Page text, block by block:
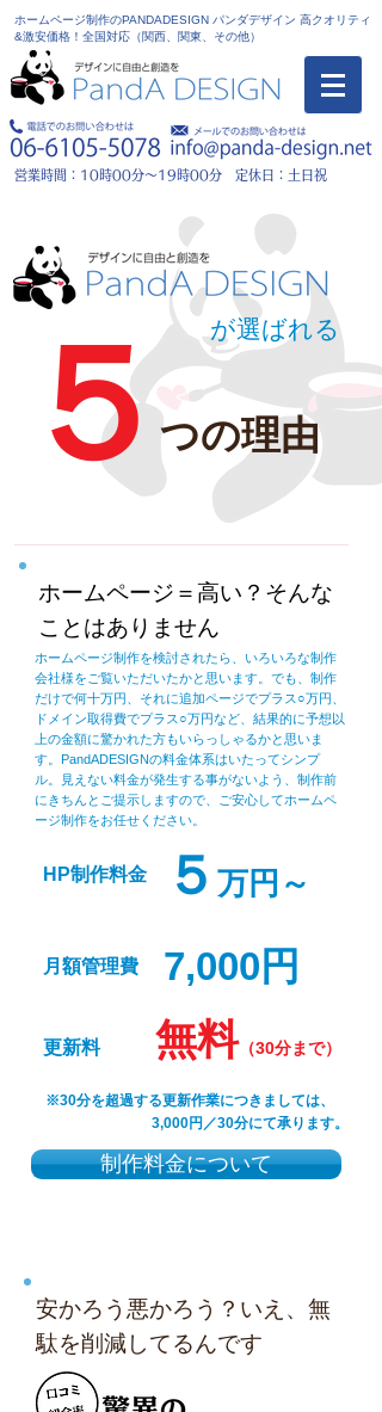
ホームページ制作のPANDADESIGN パンダデザイン 高クオリティ
&激安価格！全国対応（関西、関東、その他）
営業時間：10時00分～19時00分 定休日：土日祝
が選ばれる
５つの理由
ホームページ＝高い？そんな
ことはありません
ホームページ制作を検討されたら、いろいろな制作
会社様をご覧いただいたかと 思います。でも、制作
だけで何十万円、それに追加ページでプラス○万円、
ドメイン取得費でプラス○万円など、結果的に予想以
上の金額に驚かれた方もいらっしゃるかと思いま
す。PandADESIGNの料金体系はいたってシンプ
ル。
見えない料金が発生する事がないよう、制作前
にきちんとご提示しますので、ご安心してホームペ
ージ制作をお任せください。
HP制作料金 ５ 万円～
月額管理費 7,000円
更新料 無料（30分まで）
※30分を超過する更新作業につきましては、
3,000円／30分にて承ります。
制作料金について
安かろう悪かろう？いえ、無
駄を削減してるんです